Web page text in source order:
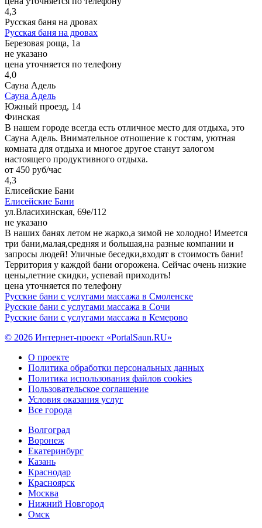
4,3
Русская баня на дровах
Русская баня на дровах
Березовая роща, 1а
не указано
цена уточняется по телефону
4,0
Сауна Адель
Сауна Адель
Южный проезд, 14
Финская
В нашем городе всегда есть отличное место для отдыха, это
Сауна Адель. Внимательное отношение к гостям, уютная
комната для отдыха и многое другое станут залогом
настоящего продуктивного отдыха.
от 450 руб/час
4,3
Елисейские Бани
Елисейские Бани
ул.Власихинская, 69е/112
не указано
В наших банях летом не жарко,а зимой не холодно! Имеется
три бани,малая,средняя и большая,на разные компании и
запросы людей! Уличные беседки,входят в стоимость бани!
Территория у каждой бани огорожена. Сейчас очень низкие
цены,летние скидки, успевай приходить!
цена уточняется по телефону
Русские бани с услугами массажа в Смоленске
Русские бани с услугами массажа в Сочи
Русские бани с услугами массажа в Кемерово
© 2026 Интернет-проект «PortalSaun.RU»
О проекте
Политика обработки персональных данных
Политика использования файлов cookies
Пользовательское соглашение
Условия оказания услуг
Все города
Волгоград
Воронеж
Екатеринбург
Казань
Краснодар
Красноярск
Москва
Нижний Новгород
Омск